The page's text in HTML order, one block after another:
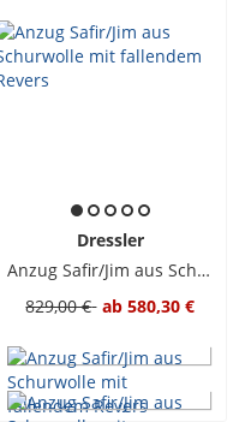
Dressler
Anzug Safir/Jim aus Schurwolle mit fallendem Revers
829,00 € ab 580,30 €